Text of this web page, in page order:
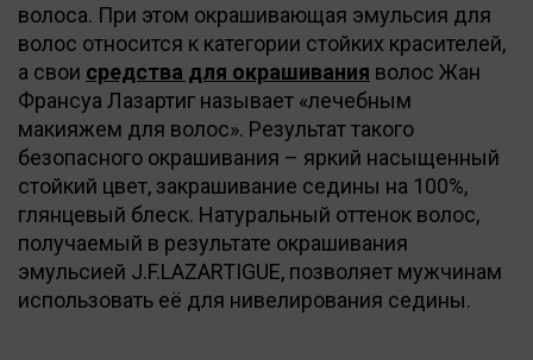
волоса. При этом окрашивающая эмульсия для
волос относится к категории стойких красителей,
а свои средства для окрашивания волос Жан
Франсуа Лазартиг называет «лечебным
макияжем для волос». Результат такого
безопасного окрашивания – яркий насыщенный
стойкий цвет, закрашивание седины на 100%,
глянцевый блеск. Натуральный оттенок волос,
получаемый в результате окрашивания
эмульсией J.F.LAZARTIGUE, позволяет мужчинам
использовать её для нивелирования седины.